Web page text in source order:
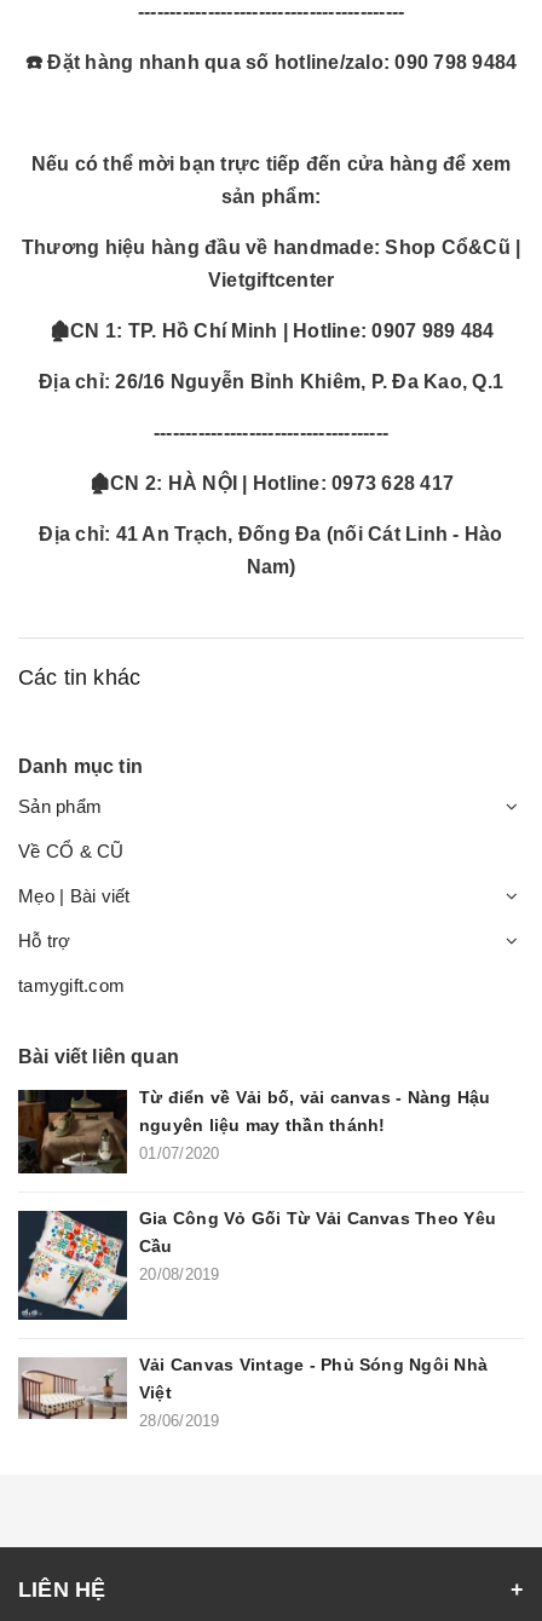
------------------------------------------
☎️ Đặt hàng nhanh qua số hotline/zalo: 090 798 9484
Nếu có thể mời bạn trực tiếp đến cửa hàng để xem
sản phẩm:
Thương hiệu hàng đầu về handmade: Shop Cổ&Cũ |
Vietgiftcenter
🏚️CN 1: TP. Hồ Chí Minh | Hotline: 0907 989 484
Địa chỉ: 26/16 Nguyễn Bỉnh Khiêm, P. Đa Kao, Q.1
-------------------------------------
🏚️CN 2: HÀ NỘI | Hotline: 0973 628 417
Địa chỉ: 41 An Trạch, Đống Đa (nối Cát Linh - Hào
Nam)
Các tin khác
Danh mục tin
Sản phẩm
Về CỔ & CŨ
Mẹo | Bài viết
Hỗ trợ
tamygift.com
Bài viết liên quan
Từ điển về Vải bố, vải canvas - Nàng Hậu
nguyên liệu may thần thánh!
01/07/2020
Gia Công Vỏ Gối Từ Vải Canvas Theo Yêu
Cầu
20/08/2019
Vải Canvas Vintage - Phủ Sóng Ngôi Nhà
Việt
28/06/2019
LIÊN HỆ